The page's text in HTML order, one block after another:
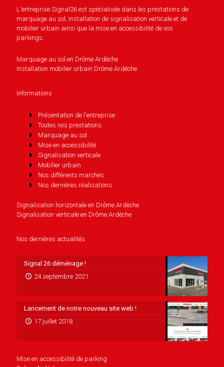
L'entreprise Signal26 est spécialisée dans les prestations de
marquage au sol, installation de signalisation verticale et de
mobilier urbain ainsi que la mise en accessibilité de vos
parkings.
Marquage au sol en Drôme Ardèche
Installation mobilier urbain Drôme Ardéche
Informations
Présentation de l'entreprise
Toutes nos prestations
Marquage au sol
Mise en accessibilité
Signalisation verticale
Mobilier urbain
Nos différents marchés
Nos dernières réalisations
Signalisation horizontale en Drôme Ardèche
Signalisation verticale en Drôme Ardèche
Nos dernières actualités
Signal 26 déménage !
24 septembre 2021
Lancement de notre nouveau site web !
17 juillet 2018
Mise en accessibilité de parking